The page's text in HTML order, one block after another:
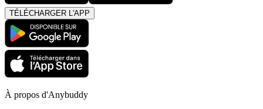
TÉLÉCHARGER L'APP
À propos d'Anybuddy